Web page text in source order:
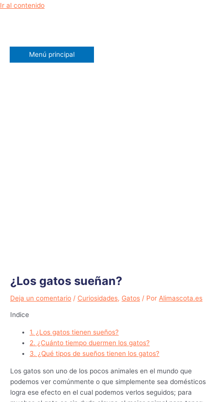
Ir al contenido
Menú principal
¿Los gatos sueñan?
Deja un comentario / Curiosidades, Gatos / Por Alimascota.es
Indice
1. ¿Los gatos tienen sueños?
2. ¿Cuánto tiempo duermen los gatos?
3. ¿Qué tipos de sueños tienen los gatos?
Los gatos son uno de los pocos animales en el mundo que
podemos ver comúnmente o que simplemente sea domésticos
logra ese efecto en el cual podemos verlos seguidos; para